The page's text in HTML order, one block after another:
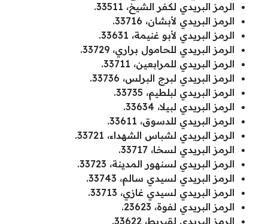
الرمز البريدي لكفر الشيخ، 33511.
الرمز البريدي لأبشان، 33716.
الرمز البريدي لأبو غنيمة، 33631.
الرمز البريدي للحامول براري، 33729.
الرمز البريدي للمرابعين، 33711.
الرمز البريدي لبرج البرلس، 33736.
الرمز البريدي لبلطيم، 33735.
الرمز البريدي لبيلا، 33634.
الرمز البريدي للدسوق، 33611.
الرمز البريدي لشباس الشهداء، 33721.
الرمز البريدي لسخا، 33717.
الرمز البريدي لسنهور المدينة، 33723.
الرمز البريدي لسيدي سالم، 33743.
الرمز البريدي لسيدي غازي، 33713.
الرمز البريدي لفوة، 23623.
الرمز البريدي لقبريط، 33622.